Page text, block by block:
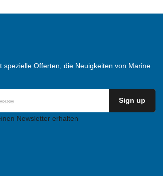
spezielle Offerten, die Neuigkeiten von Marine
Newsletter erhalten